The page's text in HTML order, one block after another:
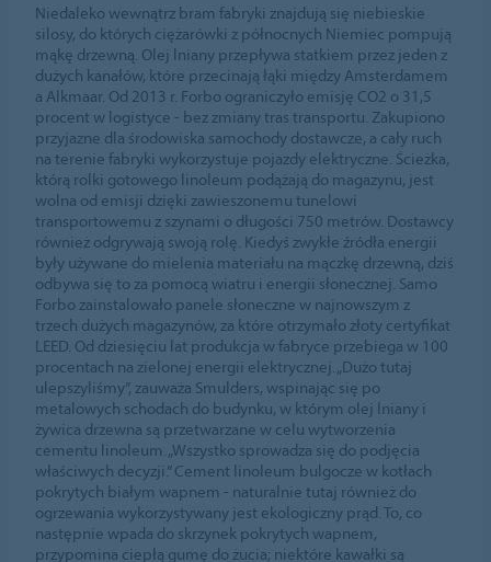
Niedaleko wewnątrz bram fabryki znajdują się niebieskie
silosy, do których ciężarówki z północnych Niemiec pompują
mąkę drzewną. Olej lniany przepływa statkiem przez jeden z
dużych kanałów, które przecinają łąki między Amsterdamem
a Alkmaar. Od 2013 r. Forbo ograniczyło emisję CO2 o 31,5
procent w logistyce - bez zmiany tras transportu. Zakupiono
przyjazne dla środowiska samochody dostawcze, a cały ruch
na terenie fabryki wykorzystuje pojazdy elektryczne. Ścieżka,
którą rolki gotowego linoleum podążają do magazynu, jest
wolna od emisji dzięki zawieszonemu tunelowi
transportowemu z szynami o długości 750 metrów. Dostawcy
również odgrywają swoją rolę. Kiedyś zwykłe źródła energii
były używane do mielenia materiału na mączkę drzewną, dziś
odbywa się to za pomocą wiatru i energii słonecznej. Samo
Forbo zainstalowało panele słoneczne w najnowszym z
trzech dużych magazynów, za które otrzymało złoty certyfikat
LEED. Od dziesięciu lat produkcja w fabryce przebiega w 100
procentach na zielonej energii elektrycznej. „Dużo tutaj
ulepszyliśmy”, zauważa Smulders, wspinając się po
metalowych schodach do budynku, w którym olej lniany i
żywica drzewna są przetwarzane w celu wytworzenia
cementu linoleum. „Wszystko sprowadza się do podjęcia
właściwych decyzji.” Cement linoleum bulgocze w kotłach
pokrytych białym wapnem - naturalnie tutaj również do
ogrzewania wykorzystywany jest ekologiczny prąd. To, co
następnie wpada do skrzynek pokrytych wapnem,
przypomina ciepłą gumę do żucia; niektóre kawałki są